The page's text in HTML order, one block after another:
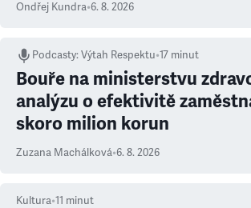
Ondřej Kundra•6. 8. 2026
Podcasty:Výtah Respektu•17 minut
Bouře na ministerstvu
analýzu o efektivitě
skoro milion korun
Zuzana Machálková•6. 8. 2026
Kultura•11 minut